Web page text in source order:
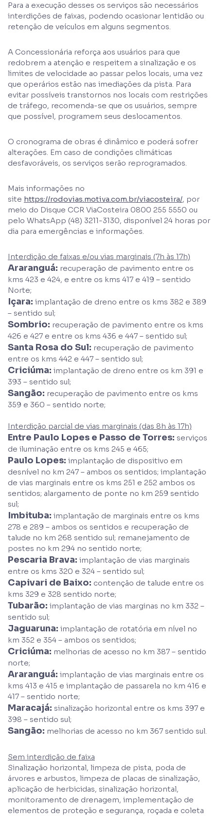
Para a execução desses os serviços são necessários
interdições de faixas, podendo ocasionar lentidão ou
retenção de veículos em alguns segmentos.
A Concessionária reforça aos usuários para que
redobrem a atenção e respeitem a sinalização e os
limites de velocidade ao passar pelos locais, uma vez
que operários estão nas imediações da pista. Para
evitar possíveis transtornos nos locais com restrições
de tráfego, recomenda-se que os usuários, sempre
que possível, programem seus deslocamentos.
O cronograma de obras é dinâmico e poderá sofrer
alterações. Em caso de condições climáticas
desfavoráveis, os serviços serão reprogramados.
Mais informações no
site https://rodovias.motiva.com.br/viacosteira/, por
meio do Disque CCR ViaCosteira 0800 255 5550 ou
pelo WhatsApp (48) 3211-3130, disponível 24 horas por
dia para emergências e informações.
Interdição de faixas e/ou vias marginais (7h às 17h)
Araranguá: recuperação de pavimento entre os
kms 423 e 424, e entre os kms 417 e 419 – sentido
Norte;
Içara: implantação de dreno entre os kms 382 e 389
– sentido sul;
Sombrio: recuperação de pavimento entre os kms
426 e 427 e entre os kms 436 e 447 – sentido sul;
Santa Rosa do Sul: recuperação de pavimento
entre os kms 442 e 447 – sentido sul;
Criciúma: implantação de dreno entre os km 391 e
393 – sentido sul;
Sangão: recuperação de pavimento entre os kms
359 e 360 – sentido norte;
Interdição parcial de vias marginais (das 8h às 17h)
Entre Paulo Lopes e Passo de Torres: serviços
de iluminação entre os kms 245 e 465;
Paulo Lopes: implantação de dispositivo em
desnível no km 247 – ambos os sentidos; implantação
de vias marginais entre os kms 251 e 252 ambos os
sentidos; alargamento de ponte no km 259 sentido
sul;
Imbituba: implantação de marginais entre os kms
278 e 289 – ambos os sentidos e recuperação de
talude no km 268 sentido sul; remanejamento de
postes no km 294 no sentido norte;
Pescaria Brava: implantação de vias marginais
entre os kms 320 e 324 – sentido sul;
Capivari de Baixo: contenção de talude entre os
kms 329 e 328 sentido norte;
Tubarão: implantação de vias marginas no km 332 –
sentido sul;
Jaguaruna: implantação de rotatória em nível no
km 352 e 354 – ambos os sentidos;
Criciúma: melhorias de acesso no km 387 – sentido
norte;
Araranguá: implantação de vias marginais entre os
kms 413 e 415 e implantação de passarela no km 416 e
417 – sentido norte;
Maracajá: sinalização horizontal entre os kms 397 e
398 – sentido sul;
Sangão: melhorias de acesso no km 367 sentido sul.
Sem interdição de faixa
Sinalização horizontal, limpeza de pista, poda de
árvores e arbustos, limpeza de placas de sinalização,
aplicação de herbicidas, sinalização horizontal,
monitoramento de drenagem, implementação de
elementos de proteção e segurança, roçada e coleta